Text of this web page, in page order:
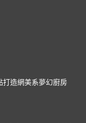
打造網美系夢幻廚房